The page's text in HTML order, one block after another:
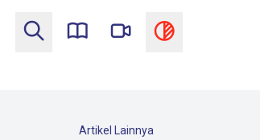
Artikel Lainnya